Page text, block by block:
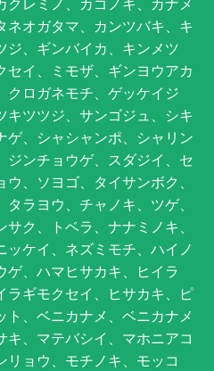
オガタマ、カンツバキ、キ
ジ、ギンバイカ、キンメツ
イ、ミモザ、ギンヨウアカ
クロガネモチ、ゲッケイジ
キツツジ、サンゴジュ、シキ
ゲ、シャシャンポ、シャリン
ンチョウゲ、スダジイ、セ
、ソヨゴ、タイサンボク、
ラヨウ、チャノキ、ツゲ、
ク、トベラ、ナナミノキ、
ケイ、ネズミモチ、ハイノ
ゲ、ハマヒサカキ、ヒイラ
ラギモクセイ、ヒサカキ、ピ
、ベニカナメ、ベニカナメ
、マテバシイ、マホニアコ
リョウ、モチノキ、モッコ